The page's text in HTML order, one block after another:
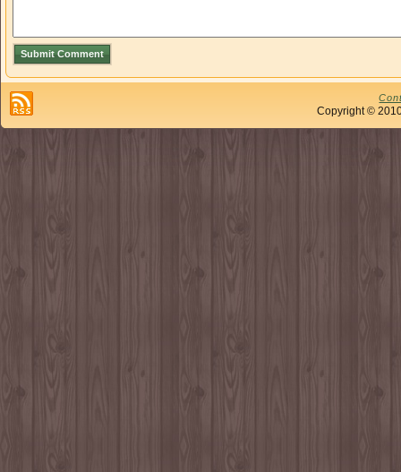
Copyright ©